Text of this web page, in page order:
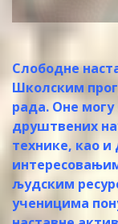
Слободне
Школским
рада. Оне
друштвених
технике, као и
људским
ученицима